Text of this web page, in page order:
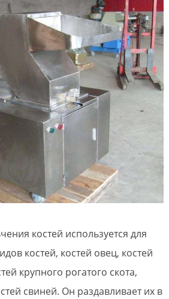
костей используется для
костей, костей овец, костей
крупного рогатого скота,
свиней. Он раздавливает их в